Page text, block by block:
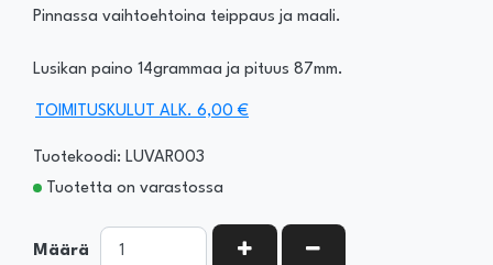
Pinnassa vaihtoehtoina teippaus ja maali.
Lusikan paino 14grammaa ja pituus 87mm.
TOIMITUSKULUT ALK. 6,00 €
Tuotekoodi: LUVAR003
Tuotetta on varastossa
Määrä KASVATA MÄÄRÄÄ
VÄHENNÄ MÄÄRÄÄ